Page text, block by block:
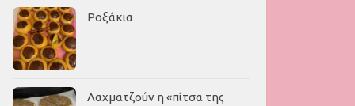
Ροξάκια
Λαχματζούν η «πίτσα της